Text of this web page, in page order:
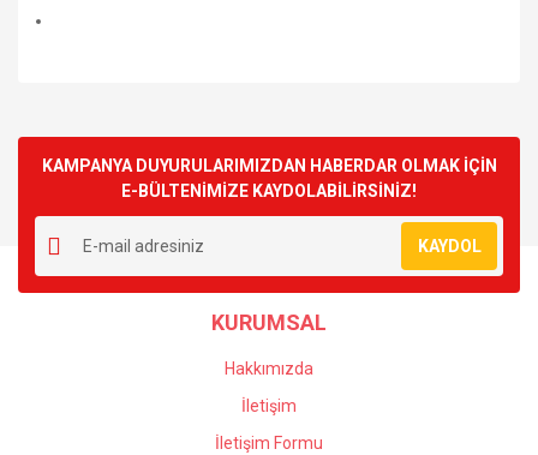
Yorum Yaz
kullanarak tarafımıza iletebilirsiniz.
Görüş ve önerileriniz için teşekkür ederiz.
Ürün resmi kalitesiz, bozuk veya görüntülenemiyor.
Ürün açıklamasında eksik bilgiler bulunuyor.
Ürün bilgilerinde hatalar bulunuyor.
Ürün fiyatı diğer sitelerden daha pahalı.
KAMPANYA DUYURULARIMIZDAN HABERDAR OLMAK İÇİN
E-BÜLTENİMİZE KAYDOLABİLİRSİNİZ!
KAYDOL
KURUMSAL
Hakkımızda
İletişim
İletişim Formu